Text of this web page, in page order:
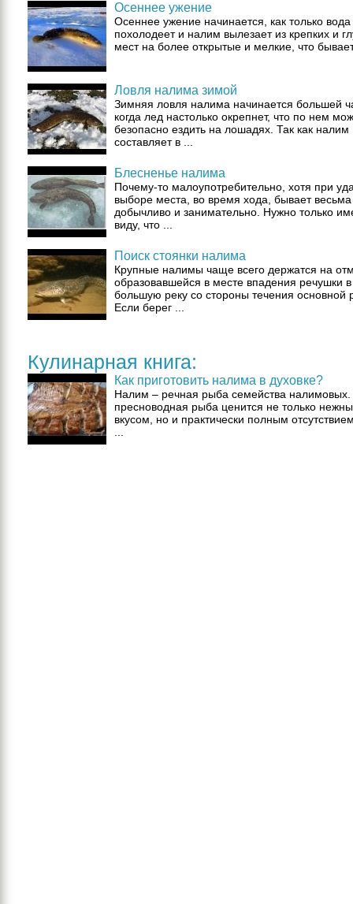
Осеннее ужение
Осеннее ужение начинается, как только вода
похолодеет и налим вылезает из крепких и
мест на более открытые и мелкие, что
Ловля налима зимой
Зимняя ловля налима начинается большей
когда лед настолько окрепнет, что по нем
безопасно ездить на лошадях. Так как налим
составляет в ...
Блесненье налима
Почему-то малоупотребительно, хотя при
выборе места, во время хода, бывает весьма
добычливо и занимательно. Нужно только
виду, что ...
Поиск стоянки налима
Крупные налимы чаще всего держатся на
образовавшейся в месте впадения речушки в
большую реку со стороны течения основной
Если берег ...
Кулинарная книга:
Как приготовить налима в духовке?
Налим – речная рыба семейства налимовых.
пресноводная рыба ценится не только
вкусом, но и практически полным